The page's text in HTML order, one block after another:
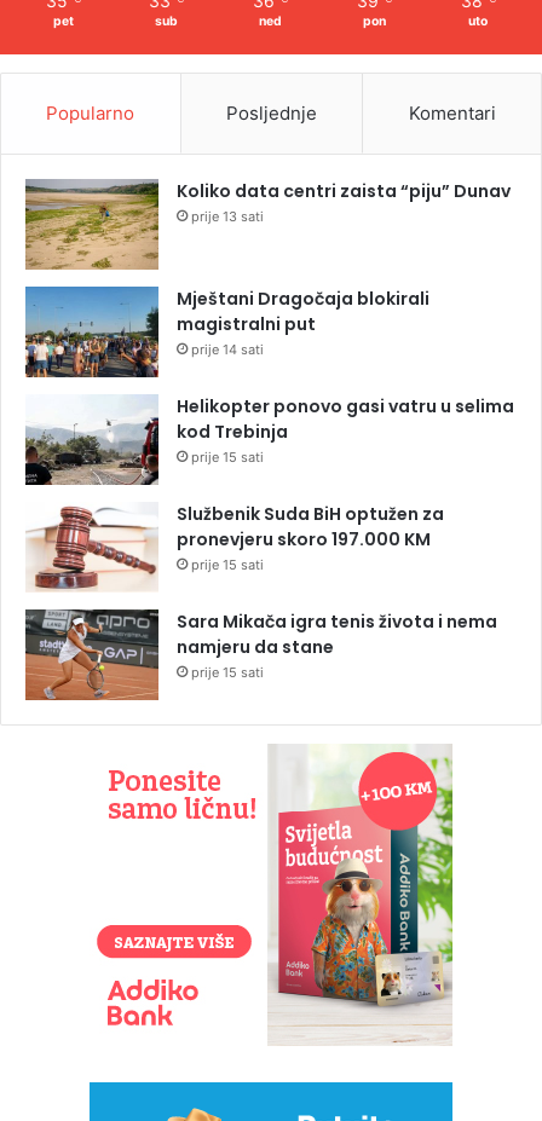
pet sub ned pon uto
Popularno Posljednje Komentari
Koliko data centri zaista “piju” Dunav
prije 13 sati
Mještani Dragočaja blokirali
magistralni put
prije 14 sati
Helikopter ponovo gasi vatru u selima
kod Trebinja
prije 15 sati
Službenik Suda BiH optužen za
pronevjeru skoro 197.000 KM
prije 15 sati
Sara Mikača igra tenis života i nema
namjeru da stane
prije 15 sati